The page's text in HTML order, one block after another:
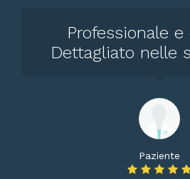
Professionale
Dettagliato nelle
Paziente